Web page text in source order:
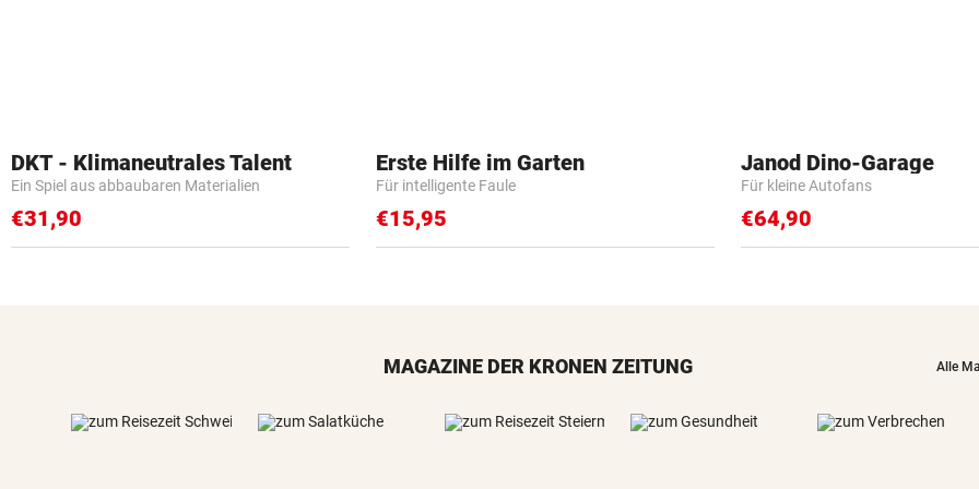
DKT - Klimaneutrales Talent
Ein Spiel aus abbaubaren Materialien
€31,90
Erste Hilfe im Garten
Für intelligente Faule
€15,95
Janod Dino-Garage
Für kleine Autofans
€64,90
MAGAZINE DER KRONEN ZEITUNG Alle